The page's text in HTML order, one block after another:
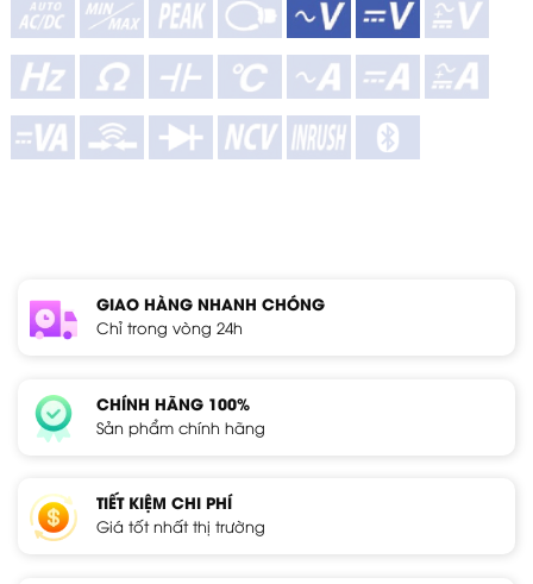
GIAO HÀNG NHANH CHÓNG
Chỉ trong vòng 24h
CHÍNH HÃNG 100%
Sản phẩm chính hãng
TIẾT KIỆM CHI PHÍ
Giá tốt nhất thị trường